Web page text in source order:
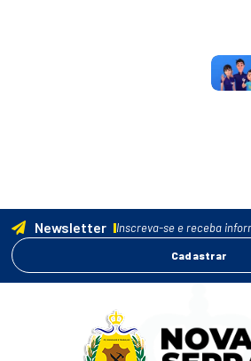
Newsletter Inscreva-se e receba
Cadastrar